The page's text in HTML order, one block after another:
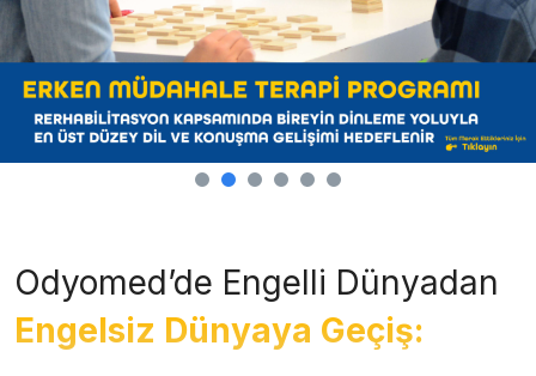
Odyomed’de Engelli Dünyadan
Engelsiz Dünyaya Geçiş: